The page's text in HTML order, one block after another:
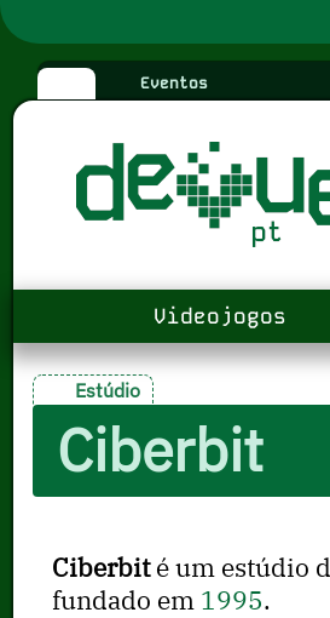
Eventos
Videojogos
Estúdio
Ciberbit
Ciberbité um estúdio
fundado em 1995.